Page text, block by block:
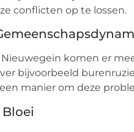
conflicten op te lossen.
komen er
bijvoorbeeld
manier om deze